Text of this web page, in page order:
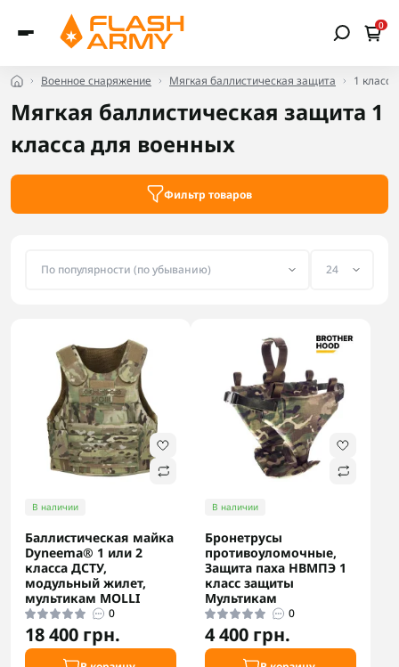
0
Военное снаряжение Мягкая баллистическая защита 1 класс
Мягкая баллистическая защита 1
класса для военных
Фильтр товаров
В наличии
Баллистическая майка
Dyneema® 1 или 2
класса ДСТУ,
модульный жилет,
мультикам MOLLI
0
18 400 грн.
В наличии
Бронетрусы
противоуломочные,
Защита паха НВМПЭ 1
класс защиты
Мультикам
0
4 400 грн.